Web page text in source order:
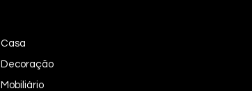
Casa
Decoração
Mobiliário